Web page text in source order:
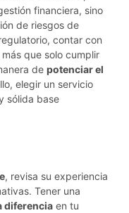
financiera, sino
de riesgos de
contar con
que solo cumplir
de potenciar el
elegir un servicio
sólida base
, revisa su experiencia
Tener una
diferencia en tu